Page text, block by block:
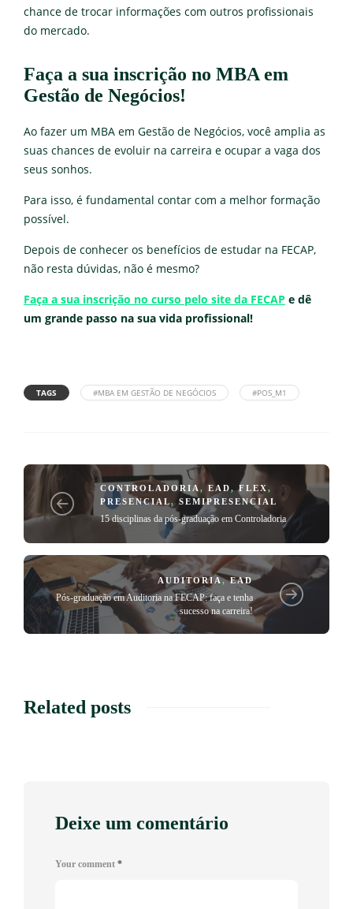
chance de trocar informações com outros profissionais
do mercado.
Faça a sua inscrição no MBA em
Gestão de Negócios!
Ao fazer um MBA em Gestão de Negócios, você amplia as
suas chances de evoluir na carreira e ocupar a vaga dos
seus sonhos.
Para isso, é fundamental contar com a melhor formação
possível.
Depois de conhecer os benefícios de estudar na FECAP,
não resta dúvidas, não é mesmo?
Faça a sua inscrição no curso pelo site da FECAP e dê
um grande passo na sua vida profissional!
TAGS #MBA EM GESTÃO DE NEGÓCIOS #POS_M1
CONTROLADORIA , EAD,FLEX,
PRESENCIAL, SEMIPRESENCIAL
15 disciplinas da pós-graduação em Controladoria
AUDITORIA,EAD
Pós-graduação em Auditoria na FECAP: faça e tenha
sucesso na carreira!
Related posts
Deixe um comentário
Your comment *